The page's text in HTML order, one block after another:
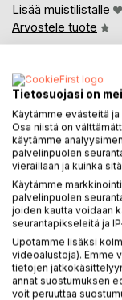
Lisää muistilistalle
Arvostele tuote
KUVAUS
Kirja kertoo Anna-
ja erityisesti
Japanissa neljän
myös
Kirja on
sen
Tietosuojasi on
Käytämme evästeitä
Osa niistä on
käytämme
palvelinpuolen
vieraillaan ja kuinka
Käytämme
palvelinpuolen
joiden kautta voidaan
seurantapikseleitä ja
Upotamme lisäksi
videoalustoja). Emme
tietojen
annat suostumuksen
voit peruuttaa